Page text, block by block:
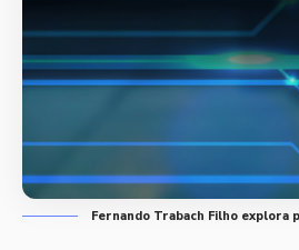
Fernando Trabach Filho explora